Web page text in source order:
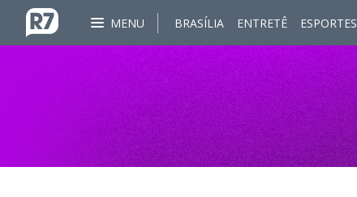
MENU BRASÍLIA ENTRETÊ ESPORTES